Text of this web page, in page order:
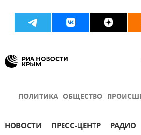
ПОЛИТИКА ОБЩЕСТВО
НОВОСТИ ПРЕСС-ЦЕНТР РАДИО